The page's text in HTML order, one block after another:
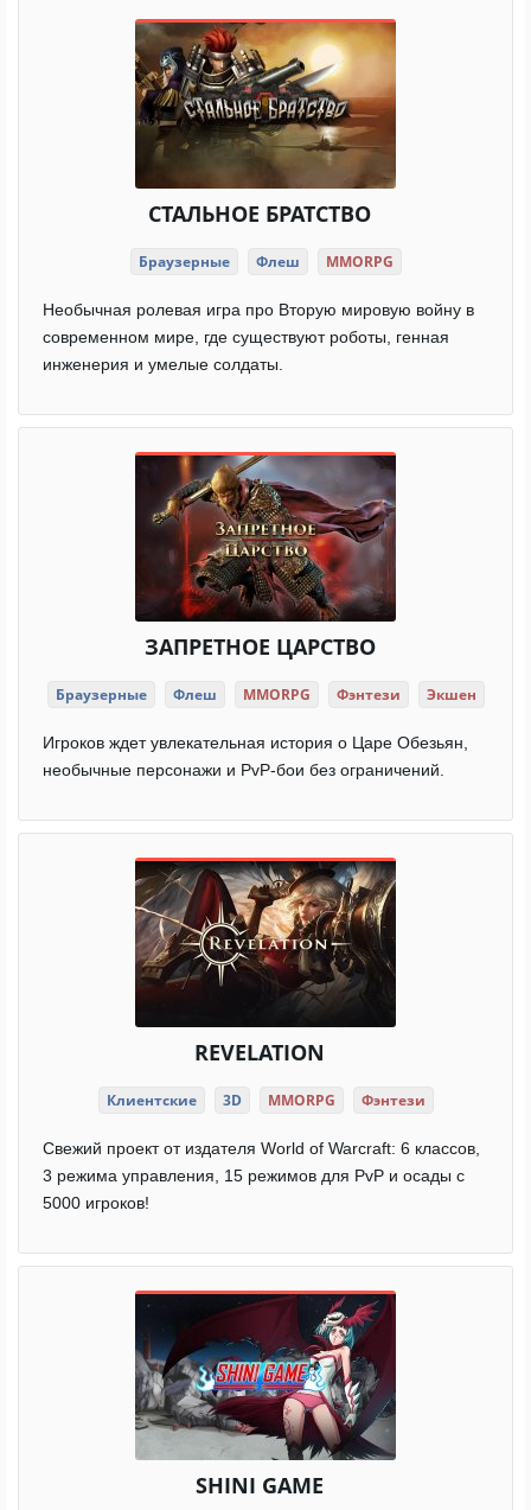
СТАЛЬНОЕ БРАТСТВО
Браузерные Флеш MMORPG
Необычная ролевая игра про Вторую мировую войну в
современном мире, где существуют роботы, генная
инженерия и умелые солдаты.
ЗАПРЕТНОЕ ЦАРСТВО
Браузерные Флеш MMORPG Фэнтези Экшен
Игроков ждет увлекательная история о Царе Обезьян,
необычные персонажи и PvP-бои без ограничений.
REVELATION
Клиентские 3D MMORPG Фэнтези
Свежий проект от издателя World of Warcraft: 6 классов,
3 режима управления, 15 режимов для PvP и осады с
5000 игроков!
SHINI GAME